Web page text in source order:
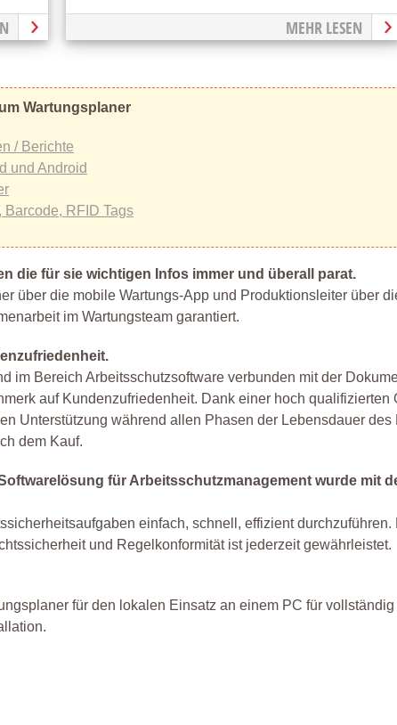
MEHR LESEN
Wartungsplaner
/ Berichte
und Android
Barcode, RFID Tags
die für sie wichtigen Infos immer und überall parat.
über die mobile Wartungs-App und Produktionsleiter über
im Wartungsteam garantiert.
im Bereich Arbeitsschutzsoftware verbunden mit der
auf Kundenzufriedenheit. Dank einer hoch qualifizierten
Unterstützung während allen Phasen der Lebensdauer des
dem Kauf.
für Arbeitsschutzmanagement wurde mit
einfach, schnell, effizient
und Regelkonformität ist jederzeit gewährleistet.
für den lokalen Einsatz an einem PC für